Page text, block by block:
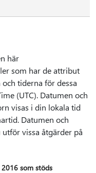
här
som har de attribut
tiderna för dessa
(UTC). Datumen och
visas i din lokala tid
Datumen och
vissa åtgärder på
2016 som stöds